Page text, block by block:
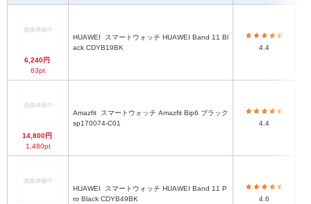
6,240円
63pt
HUAWEI
ack CDYB19BK
4.4
14,800円
1,480pt
Amazfit
sp170074-C01
4.4
HUAWEI
ro Black CDYB49BK
4.6